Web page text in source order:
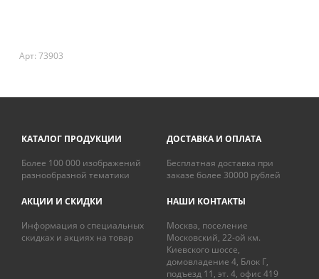
Арт: 73903
КАТАЛОГ ПРОДУКЦИИ
Более 100 000 изображений
разнообразной тематики
ДОСТАВКА И ОПЛАТА
Бесплатная доставка при
заказе более 30000 рублей
АКЦИИ И СКИДКИ
Информация о специальных
скидках и акциях на товар
НАШИ КОНТАКТЫ
Москва, поселение
Московский, 22-ой км.
Киевского шоссе,
домовладение 4, Блок Г,
подъезд 11, эт. 4, офис 419